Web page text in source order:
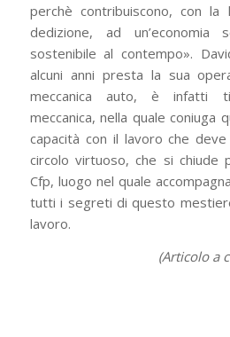
perchè contribuiscono, con la
dedizione, ad
sostenibile al contempo».
alcuni anni presta la sua
meccanica auto, è infatti
meccanica, nella quale coniuga
capacità con il lavoro che
circolo virtuoso, che si chiude
Cfp, luogo nel quale
tutti i segreti di questo
lavoro.
(Articolo a